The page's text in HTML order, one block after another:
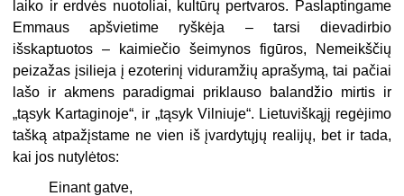
laiko ir erdvės nuotoliai, kultūrų pertvaros. Paslaptingame
Emmaus apšvietime ryškėja – tarsi dievadirbio
išskaptuotos – kaimiečio šeimynos figūros, Nemeikščių
peizažas įsilieja į ezoterinį viduramžių aprašymą, tai pačiai
lašo ir akmens paradigmai priklauso balandžio mirtis ir
„tąsyk Kartaginoje“, ir „tąsyk Vilniuje“. Lietuviškąjį regėjimo
tašką atpažįstame ne vien iš įvardytųjų realijų, bet ir tada,
kai jos nutylėtos:
Einant gatve,